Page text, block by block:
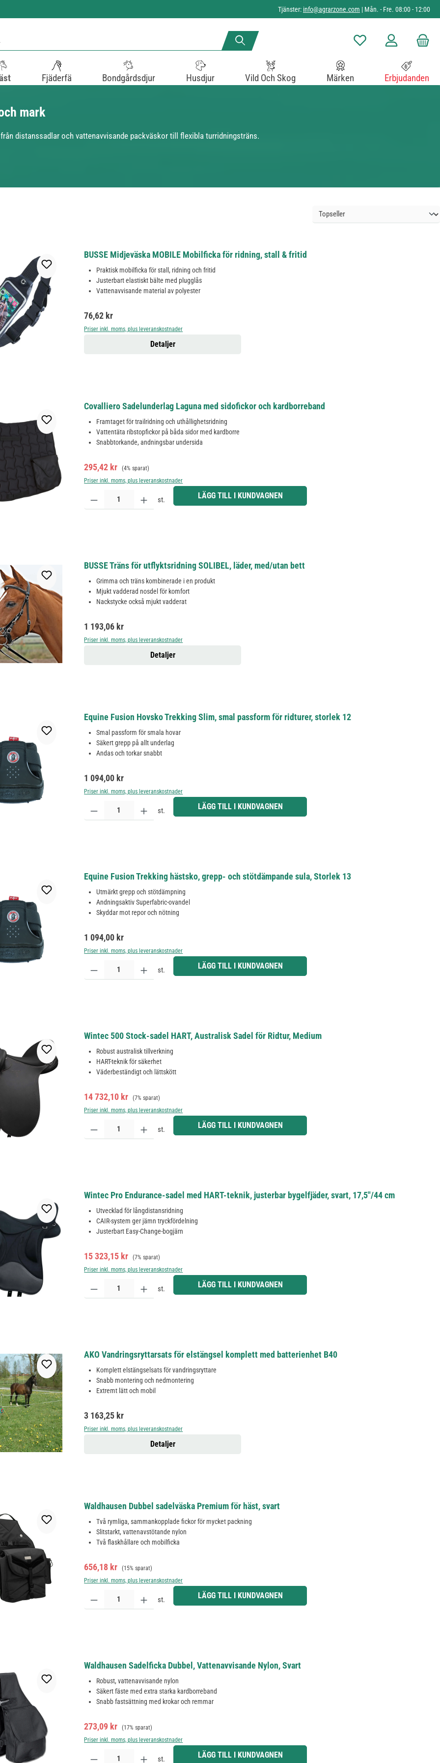
Tjänster: info@agrarzone.com | Mån. - Fre. 08:00 - 12:00
Du har 0 objekt i
Fjäderfä Bondgårdsdjur Husdjur Vild Och Skog Märken Erbjudanden
mark
distanssadlar och vattenavvisande packväskor till flexibla turridningsträns.
BUSSE Midjeväska MOBILE Mobilficka för ridning, stall & fritid
Praktisk mobilficka för stall, ridning och fritid
Justerbart elastiskt bälte med plugglås
Vattenavvisande material av polyester
Ordinarie pris:
76,62 kr
Priser inkl. moms, plus leveranskostnader
Detaljer
Covalliero Sadelunderlag Laguna med sidofickor och kardborreband
Framtaget för trailridning och uthållighetsridning
Vattentäta ribstopfickor på båda sidor med kardborre
Snabbtorkande, andningsbar undersida
Försäljningspris:
295,42 kr Ordinarie pris:
(4% sparat)
Priser inkl. moms, plus leveranskostnader
Produktkvantitet: Ange önskat belopp eller använd knapparna för att öka eller minska kvantiteten.
st. LÄGG TILL I KUNDVAGNEN
BUSSE Träns för utflyktsridning SOLIBEL, läder, med/utan bett
Grimma och träns kombinerade i en produkt
Mjukt vadderad nosdel för komfort
Nackstycke också mjukt vadderat
Ordinarie pris:
1 193,06 kr
Priser inkl. moms, plus leveranskostnader
Detaljer
Equine Fusion Hovsko Trekking Slim, smal passform för ridturer, storlek 12
Smal passform för smala hovar
Säkert grepp på allt underlag
Andas och torkar snabbt
Ordinarie pris:
1 094,00 kr
Priser inkl. moms, plus leveranskostnader
Produktkvantitet: Ange önskat belopp eller använd knapparna för att öka eller minska kvantiteten.
st. LÄGG TILL I KUNDVAGNEN
Equine Fusion Trekking hästsko, grepp- och stötdämpande sula, Storlek 13
Utmärkt grepp och stötdämpning
Andningsaktiv Superfabric-ovandel
Skyddar mot repor och nötning
Ordinarie pris:
1 094,00 kr
Priser inkl. moms, plus leveranskostnader
Produktkvantitet: Ange önskat belopp eller använd knapparna för att öka eller minska kvantiteten.
st. LÄGG TILL I KUNDVAGNEN
Wintec 500 Stock-sadel HART, Australisk Sadel för Ridtur, Medium
Robust australisk tillverkning
HART-teknik för säkerhet
Väderbeständigt och lättskött
Försäljningspris:
14 732,10 kr Ordinarie pris:
(7% sparat)
Priser inkl. moms, plus leveranskostnader
Produktkvantitet: Ange önskat belopp eller använd knapparna för att öka eller minska kvantiteten.
st. LÄGG TILL I KUNDVAGNEN
Wintec Pro Endurance-sadel med HART-teknik, justerbar bygelfjäder, svart, 17,5"/44 cm
Utvecklad för långdistansridning
CAIR-system ger jämn tryckfördelning
Justerbart Easy-Change-bogjärn
Försäljningspris:
15 323,15 kr Ordinarie pris:
(7% sparat)
Priser inkl. moms, plus leveranskostnader
Produktkvantitet: Ange önskat belopp eller använd knapparna för att öka eller minska kvantiteten.
st. LÄGG TILL I KUNDVAGNEN
AKO Vandringsryttarsats för elstängsel komplett med batterienhet B40
Komplett elstängselsats för vandringsryttare
Snabb montering och nedmontering
Extremt lätt och mobil
Ordinarie pris:
3 163,25 kr
Priser inkl. moms, plus leveranskostnader
Detaljer
Waldhausen Dubbel sadelväska Premium för häst, svart
Två rymliga, sammankopplade fickor för mycket packning
Slitstarkt, vattenavstötande nylon
Två flaskhållare och mobilficka
Försäljningspris:
656,18 kr Ordinarie pris:
(15% sparat)
Priser inkl. moms, plus leveranskostnader
Produktkvantitet: Ange önskat belopp eller använd knapparna för att öka eller minska kvantiteten.
st. LÄGG TILL I KUNDVAGNEN
Waldhausen Sadelficka Dubbel, Vattenavvisande Nylon, Svart
Robust, vattenavvisande nylon
Säkert fäste med extra starka kardborreband
Snabb fastsättning med krokar och remmar
Försäljningspris:
273,09 kr Ordinarie pris:
(17% sparat)
Priser inkl. moms, plus leveranskostnader
Produktkvantitet: Ange önskat belopp eller använd knapparna för att öka eller minska kvantiteten.
st. LÄGG TILL I KUNDVAGNEN